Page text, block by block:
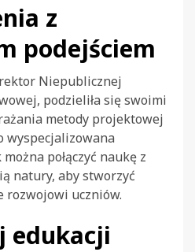
z
podejściem
Niepublicznej
podzieliła się swoimi
metody projektowej
wyspecjalizowana
połączyć naukę z
natury, aby stworzyć
rozwojowi uczniów.
edukacji